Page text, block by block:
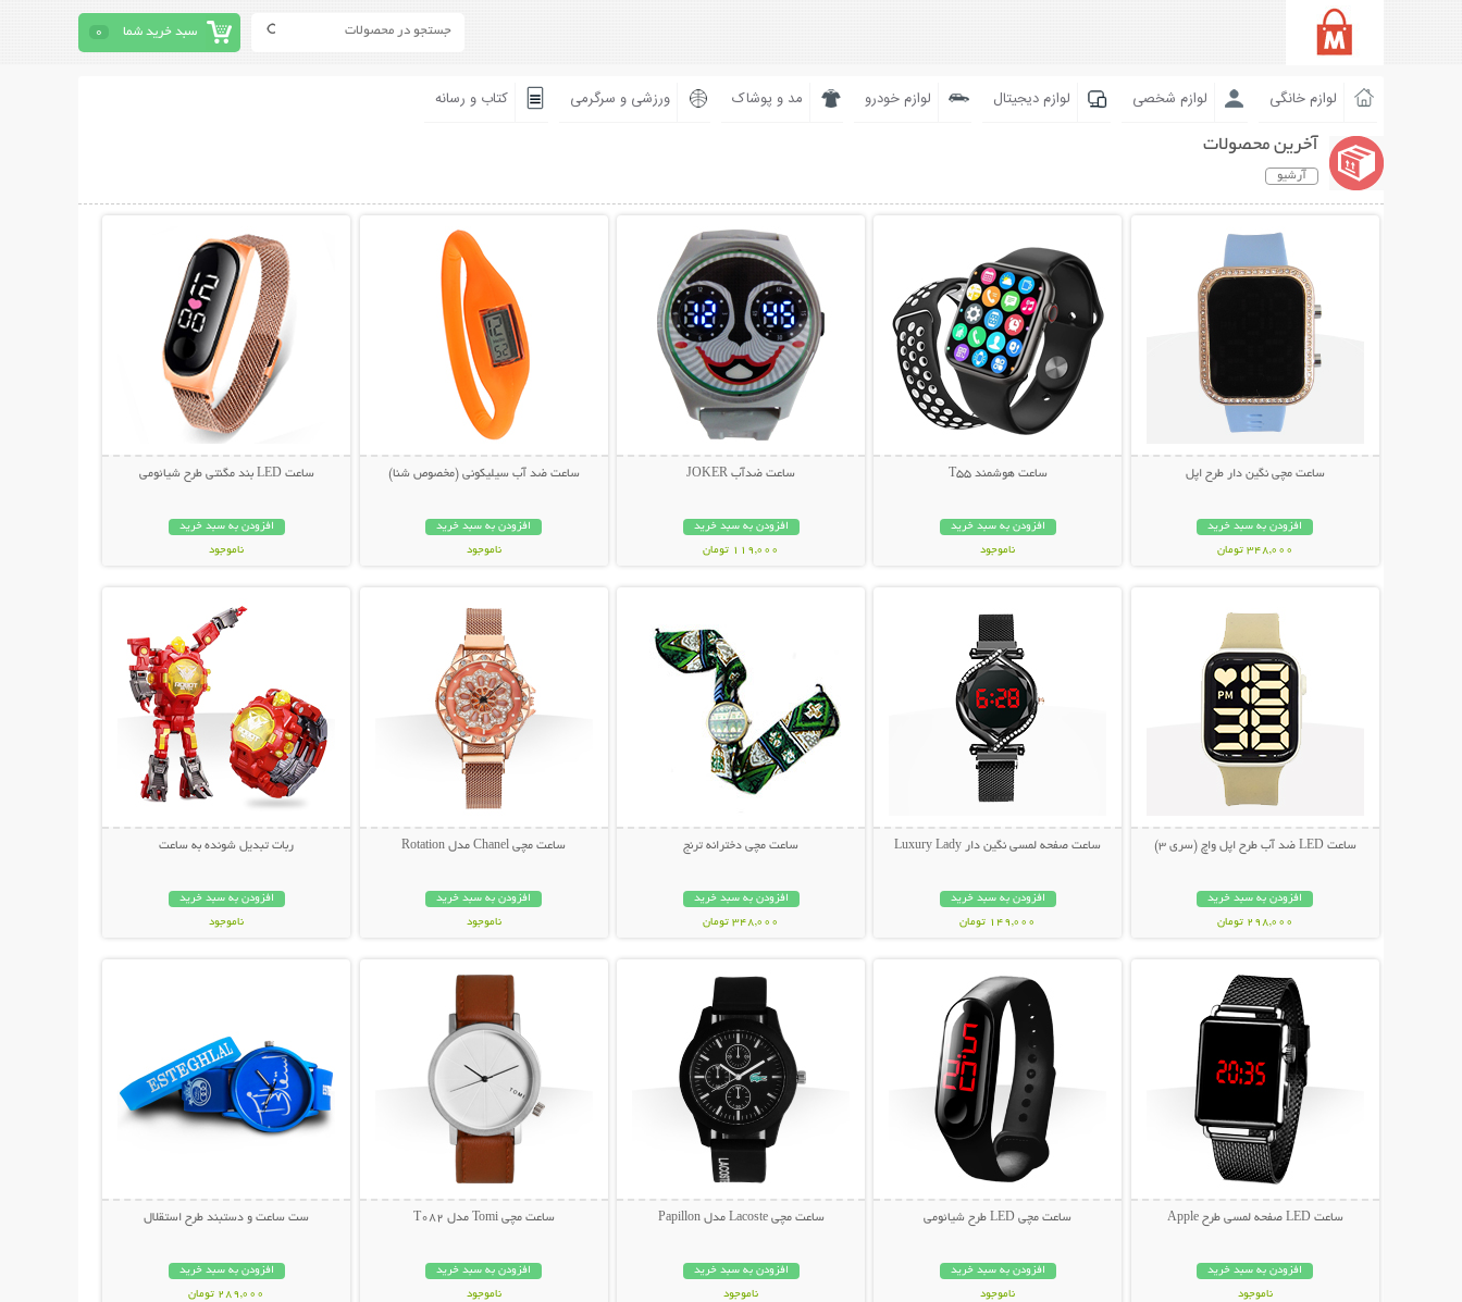
سبد خرید شما 0
لوازم خانگی لوازم شخصی لوازم دیجیتال لوازم خودرو مد و پوشاک ورزشی و سرگرمی کتاب و رسانه
آخرین محصولات
آرشیو
ساعت مچی نگین دار طرح اپل
افزودن به سبد خرید
348,000 تومان
ساعت هوشمند T55
افزودن به سبد خرید
ناموجود
ساعت ضدآب JOKER
افزودن به سبد خرید
119,000 تومان
ساعت ضد آب سیلیکونی (مخصوص شنا)
افزودن به سبد خرید
ناموجود
ساعت LED بند مگنتی طرح شیائومی
افزودن به سبد خرید
ناموجود
ساعت LED ضد آب طرح اپل واچ (سری 3)
افزودن به سبد خرید
298,000 تومان
ساعت صفحه لمسی نگین دار Luxury Lady
افزودن به سبد خرید
149,000 تومان
ساعت مچی دخترانه ترنج
افزودن به سبد خرید
348,000 تومان
ساعت مچی Chanel مدل Rotation
افزودن به سبد خرید
ناموجود
ربات تبدیل شونده به ساعت
افزودن به سبد خرید
ناموجود
ساعت LED صفحه لمسی طرح Apple
افزودن به سبد خرید
ناموجود
ساعت مچی LED طرح شیائومی
افزودن به سبد خرید
ناموجود
ساعت مچی Lacoste مدل Papillon
افزودن به سبد خرید
ناموجود
ساعت مچی Tomi مدل T082
افزودن به سبد خرید
ناموجود
ست ساعت و دستبند طرح استقلال
افزودن به سبد خرید
289,000 تومان